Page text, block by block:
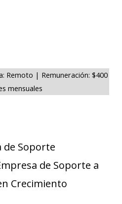
Remoto | Remuneración: $400
mensuales
de Soporte
de Soporte a
Crecimiento